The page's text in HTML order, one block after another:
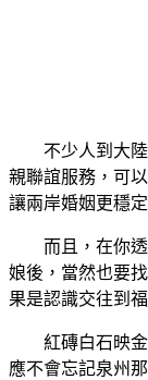
不少人到大
親聯誼服務，可
讓兩岸婚姻更穩定
而且，在你
娘後，當然也要
果是認識交往到
紅磚白石映
應不會忘記泉州